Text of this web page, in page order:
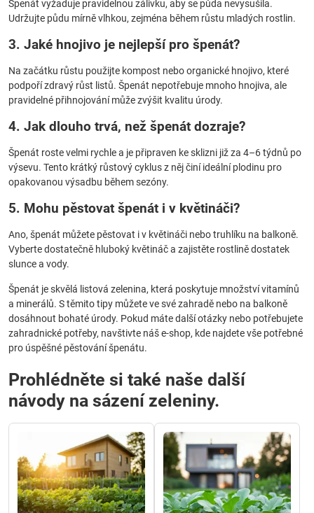
Špenát vyžaduje pravidelnou zálivku, aby se půda nevysušila.
Udržujte půdu mírně vlhkou, zejména během růstu mladých rostlin.
3. Jaké hnojivo je nejlepší pro špenát?
Na začátku růstu použijte kompost nebo organické hnojivo, které
podpoří zdravý růst listů. Špenát nepotřebuje mnoho hnojiva, ale
pravidelné přihnojování může zvýšit kvalitu úrody.
4. Jak dlouho trvá, než špenát dozraje?
Špenát roste velmi rychle a je připraven ke sklizni již za 4–6 týdnů po
výsevu. Tento krátký růstový cyklus z něj činí ideální plodinu pro
opakovanou výsadbu během sezóny.
5. Mohu pěstovat špenát i v květináči?
Ano, špenát můžete pěstovat i v květináči nebo truhlíku na balkoně.
Vyberte dostatečně hluboký květináč a zajistěte rostlině dostatek
slunce a vody.
Špenát je skvělá listová zelenina, která poskytuje množství vitamínů
a minerálů. S těmito tipy můžete ve své zahradě nebo na balkoně
dosáhnout bohaté úrody. Pokud máte další otázky nebo potřebujete
zahradnické potřeby, navštivte náš e-shop, kde najdete vše potřebné
pro úspěšné pěstování špenátu.
Prohlédněte si také naše další
návody na sázení zeleniny.